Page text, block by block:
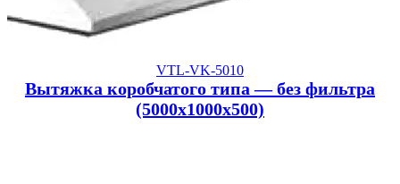
VTL-VK-5010
Вытяжка коробчатого типа — без фильтра
(5000x1000x500)